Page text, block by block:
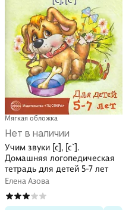
Мягкая обложка
Нет в наличии
Учим звуки [с], [с`].
Домашняя логопедическая
тетрадь для детей 5-7 лет
Елена Азова